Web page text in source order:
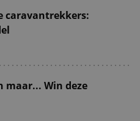
caravantrekkers:
maar... Win deze